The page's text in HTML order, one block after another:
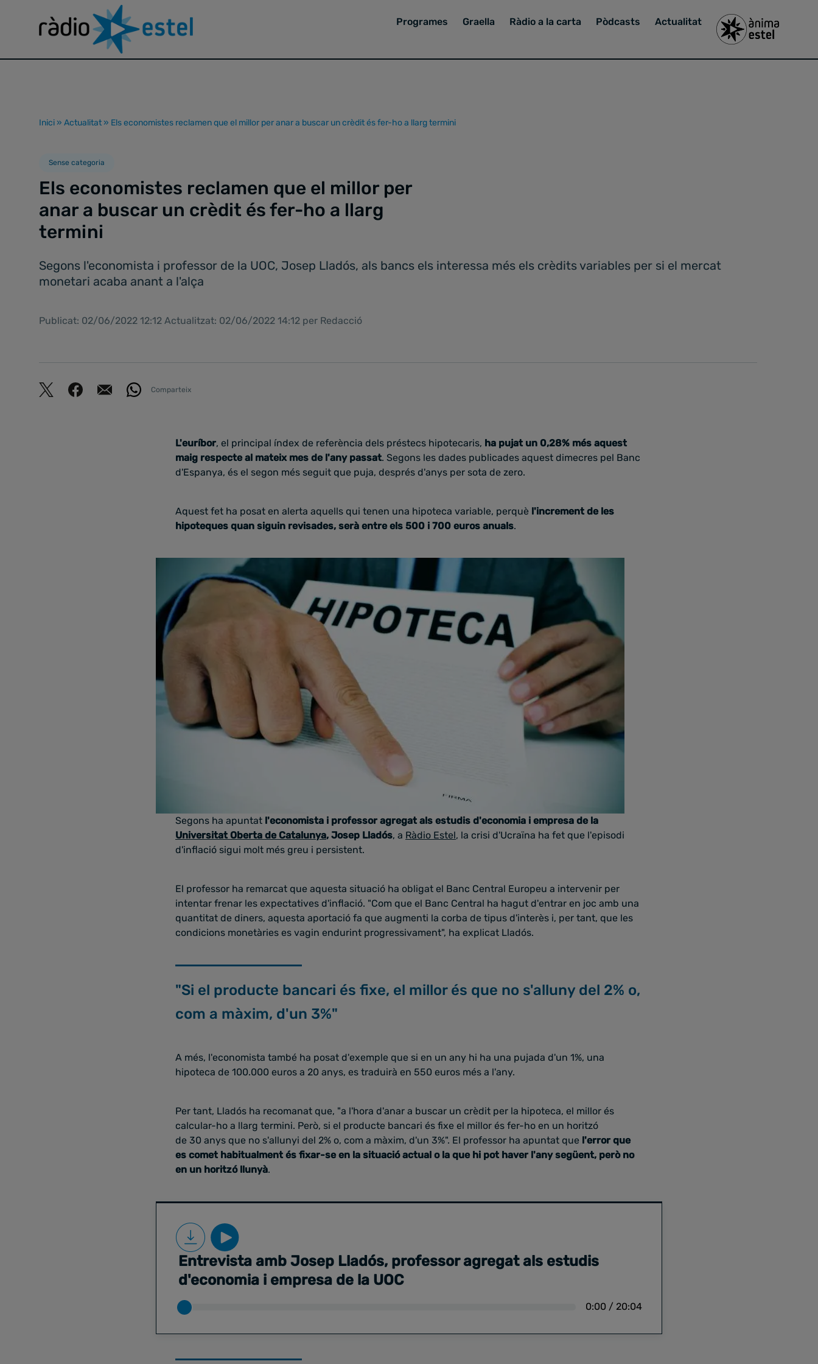
Programes Graella Ràdio a la carta Pòdcasts Actualitat
Inici » Actualitat » Els economistes reclamen que el millor per anar a buscar un crèdit és fer-ho a llarg termini
Sense categoria
Els economistes reclamen que el millor per
anar a buscar un crèdit és fer-ho a llarg
termini
Segons l'economista i professor de la UOC, Josep Lladós, als bancs els interessa més els crèdits variables per si el mercat
monetari acaba anant a l'alça
Publicat: 02/06/2022 12:12 Actualitzat: 02/06/2022 14:12 per Redacció
Comparteix
L'euríbor, el principal índex de referència dels préstecs hipotecaris, ha pujat un 0,28% més aquest
maig respecte al mateix mes de l'any passat. Segons les dades publicades aquest dimecres pel Banc
d'Espanya, és el segon més seguit que puja, després d'anys per sota de zero.
Aquest fet ha posat en alerta aquells qui tenen una hipoteca variable, perquè l'increment de les
hipoteques quan siguin revisades, serà entre els 500 i 700 euros anuals.
Segons ha apuntat l'economista i professor agregat als estudis d'economia i empresa de la
Universitat Oberta de Catalunya, Josep Lladós, a Ràdio Estel, la crisi d'Ucraïna ha fet que l'episodi
d'inflació sigui molt més greu i persistent.
El professor ha remarcat que aquesta situació ha obligat el Banc Central Europeu a intervenir per
intentar frenar les expectatives d'inflació. "Com que el Banc Central ha hagut d'entrar en joc amb una
quantitat de diners, aquesta aportació fa que augmenti la corba de tipus d'interès i, per tant, que les
condicions monetàries es vagin endurint progressivament", ha explicat Lladós.
"Si el producte bancari és fixe, el millor és que no s'alluny del 2% o,
com a màxim, d'un 3%"
A més, l'economista també ha posat d'exemple que si en un any hi ha una pujada d'un 1%, una
hipoteca de 100.000 euros a 20 anys, es traduirà en 550 euros més a l'any.
Per tant, Lladós ha recomanat que, "a l'hora d'anar a buscar un crèdit per la hipoteca, el millor és
calcular-ho a llarg termini. Però, si el producte bancari és fixe el millor és fer-ho en un horitzó
de 30 anys que no s'allunyi del 2% o, com a màxim, d'un 3%". El professor ha apuntat que l'error que
es comet habitualment és fixar-se en la situació actual o la que hi pot haver l'any següent, però no
en un horitzó llunyà.
Entrevista amb Josep Lladós, professor agregat als estudis
d'economia i empresa de la UOC
0:00 / 20:04